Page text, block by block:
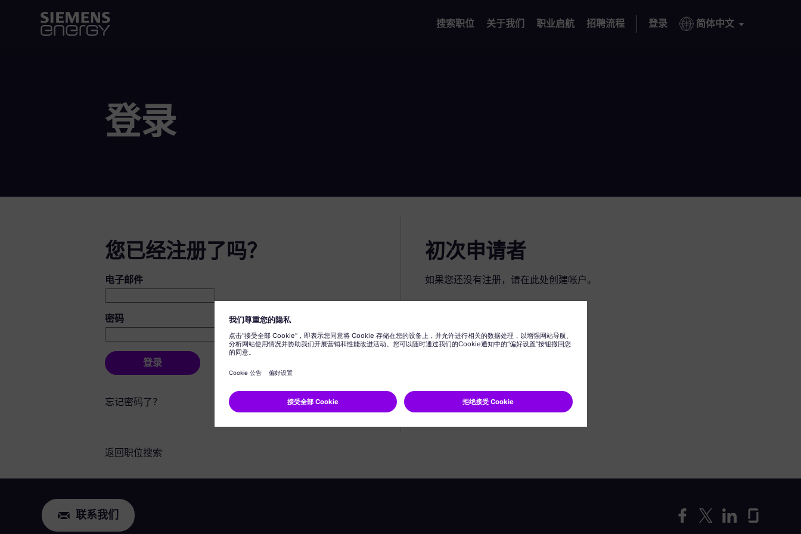
搜索职位 关于我们 职业启航 招聘流程 登录 简体中文
登录
您已经注册了吗？
登录：用户和密码
电子邮件
密码
登录
忘记密码了？
初次申请者
如果您还没有注册，请在此处创建帐户。
返回职位搜索
联系我们